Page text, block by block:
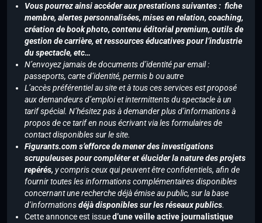
Vous pourrez ainsi accéder aux prestations suivantes : fiche
membre, alertes personnalisées, mises en relation, coaching,
création de book photo, contenu éditorial premium, outils de
gestion de carrière, et ressources éducatives pour l’industrie
du spectacle, etc…
N’envoyez jamais de documents d’identité par email :
passeports, carte d’identité, permis b ou autre
L’accès préférentiel au site et à tous ces services est proposé
aux demandeurs d’emploi et intermittents du spectacle à un
tarif spécial. N’hésitez pas à demander plus d’informations à
propos de ce tarif en nous écrivant via les formulaires de
contact disponibles sur le site.
Figurants.com s’efforce de mener des investigations
scrupuleuses pour compléter et élucider la nature des projets
repérés, y compris ceux qui peuvent être confidentiels, afin de
fournir toutes les informations complémentaires disponibles
concernant une recherche déjà émise au public, sur la base
d’informationsdéjà disponibles sur les réseaux publics.
Cette annonce est issued’une veille active journalistique